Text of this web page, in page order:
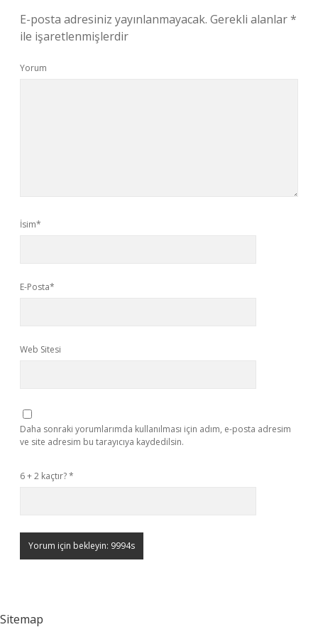
E-posta adresiniz yayınlanmayacak. Gerekli alanlar*
ile işaretlenmişlerdir
Yorum
İsim*
E-Posta*
Web Sitesi
Daha sonraki yorumlarımda kullanılması için adım, e-posta adresim
ve site adresim bu tarayıcıya kaydedilsin.
6 + 2 kaçtır?*
Sitemap